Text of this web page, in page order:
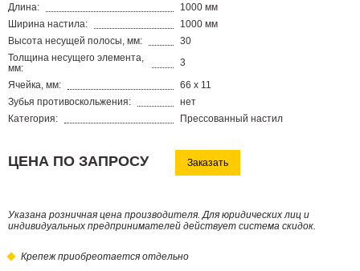
Длина:
1000 мм
Ширина настила:
1000 мм
Высота несущей полосы, мм:
30
Толщина несущего элемента,
мм:
3
Ячейка, мм:
66 х 11
Зубья противоскольжения:
нет
Категория:
Прессованный настил
ЦЕНА ПО ЗАПРОСУ Заказать
Указана розничная цена производителя. Для юридических лиц и
индивидуальных предпринимателей действует система скидок.
Крепеж приобреотается отдельно